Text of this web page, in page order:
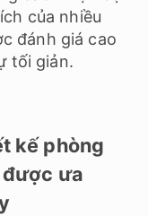
của nhiều
đánh giá cao
tối giản.
kế phòng
ưa